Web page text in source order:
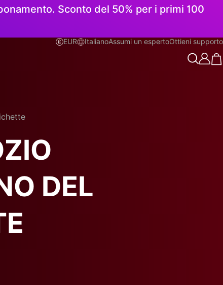
Sconto del 50% per i primi 100
EUR Italiano
Italiano Assumi un espertoOttieni supporto
DEL